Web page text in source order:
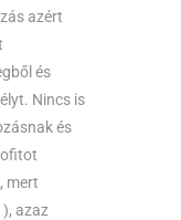
azért
és
Nincs is
és
mert
azaz